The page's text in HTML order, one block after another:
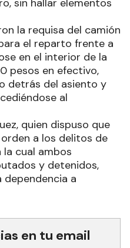
sin hallar elementos
la requisa del camión
el reparto frente a
en el interior de la
pesos en efectivo,
detrás del asiento y
al
quien dispuso que
a los delitos de
la cual ambos
y detenidos,
dependencia a
en tu email